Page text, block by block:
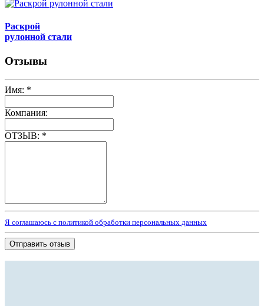
Раскрой
рулонной стали
Отзывы
Имя: *
Компания:
ОТЗЫВ: *
Я соглашаюсь с политикой обработки персональных данных
Отправить отзыв